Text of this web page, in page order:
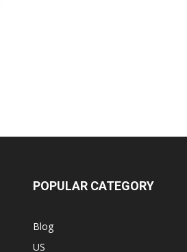
POPULAR CATEGORY
Blog
US